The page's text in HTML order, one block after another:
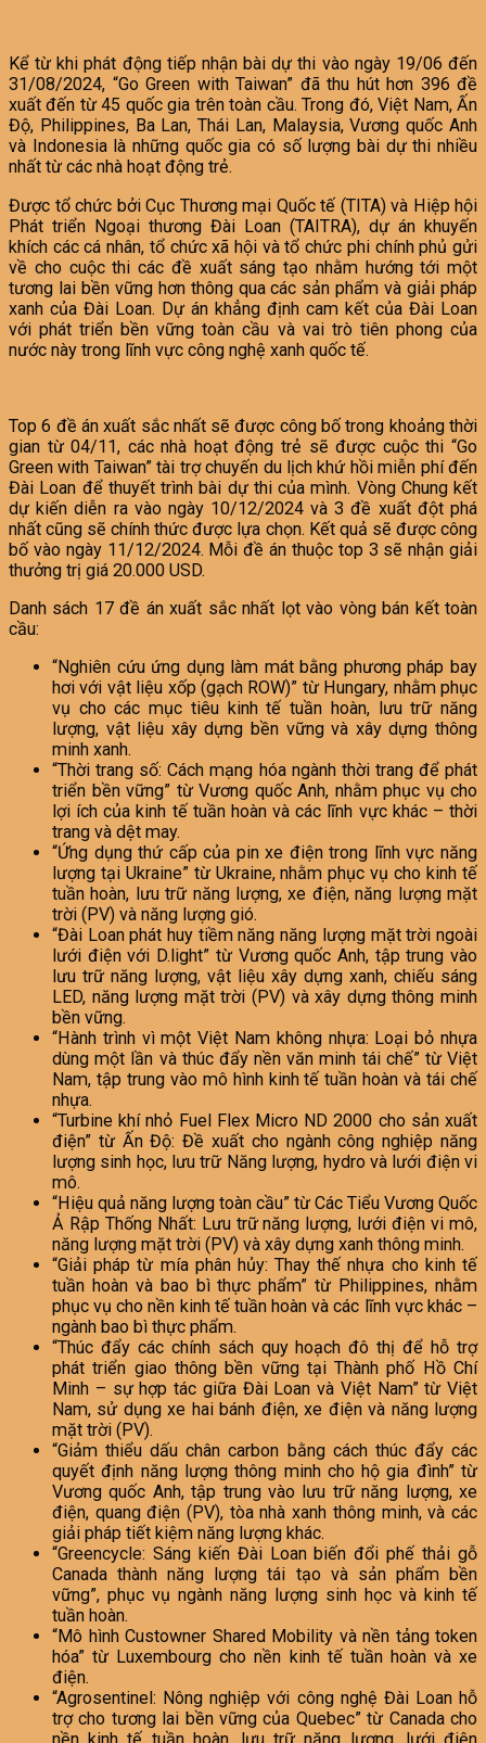
Kể từ khi phát động tiếp nhận bài dự thi vào ngày 19/06 đến
31/08/2024, “Go Green with Taiwan” đã thu hút hơn 396 đề
xuất đến từ 45 quốc gia trên toàn cầu. Trong đó, Việt Nam, Ấn
Độ, Philippines, Ba Lan, Thái Lan, Malaysia, Vương quốc Anh
và Indonesia là những quốc gia có số lượng bài dự thi nhiều
nhất từ các nhà hoạt động trẻ.
Được tổ chức bởi Cục Thương mại Quốc tế (TITA) và Hiệp hội
Phát triển Ngoại thương Đài Loan (TAITRA), dự án khuyến
khích các cá nhân, tổ chức xã hội và tổ chức phi chính phủ gửi
về cho cuộc thi các đề xuất sáng tạo nhằm hướng tới một
tương lai bền vững hơn thông qua các sản phẩm và giải pháp
xanh của Đài Loan. Dự án khẳng định cam kết của Đài Loan
với phát triển bền vững toàn cầu và vai trò tiên phong của
nước này trong lĩnh vực công nghệ xanh quốc tế.
Top 6 đề án xuất sắc nhất sẽ được công bố trong khoảng thời
gian từ 04/11, các nhà hoạt động trẻ sẽ được cuộc thi “Go
Green with Taiwan” tài trợ chuyến du lịch khứ hồi miễn phí đến
Đài Loan để thuyết trình bài dự thi của mình. Vòng Chung kết
dự kiến diễn ra vào ngày 10/12/2024 và 3 đề xuất đột phá
nhất cũng sẽ chính thức được lựa chọn. Kết quả sẽ được công
bố vào ngày 11/12/2024. Mỗi đề án thuộc top 3 sẽ nhận giải
thưởng trị giá 20.000 USD.
Danh sách 17 đề án xuất sắc nhất lọt vào vòng bán kết toàn
cầu:
“Nghiên cứu ứng dụng làm mát bằng phương pháp bay
hơi với vật liệu xốp (gạch ROW)” từ Hungary, nhằm phục
vụ cho các mục tiêu kinh tế tuần hoàn, lưu trữ năng
lượng, vật liệu xây dựng bền vững và xây dựng thông
minh xanh.
“Thời trang số: Cách mạng hóa ngành thời trang để phát
triển bền vững” từ Vương quốc Anh, nhằm phục vụ cho
lợi ích của kinh tế tuần hoàn và các lĩnh vực khác – thời
trang và dệt may.
“Ứng dụng thứ cấp của pin xe điện trong lĩnh vực năng
lượng tại Ukraine” từ Ukraine, nhằm phục vụ cho kinh tế
tuần hoàn, lưu trữ năng lượng, xe điện, năng lượng mặt
trời (PV) và năng lượng gió.
“Đài Loan phát huy tiềm năng năng lượng mặt trời ngoài
lưới điện với D.light” từ Vương quốc Anh, tập trung vào
lưu trữ năng lượng, vật liệu xây dựng xanh, chiếu sáng
LED, năng lượng mặt trời (PV) và xây dựng thông minh
bền vững.
“Hành trình vì một Việt Nam không nhựa: Loại bỏ nhựa
dùng một lần và thúc đẩy nền văn minh tái chế” từ Việt
Nam, tập trung vào mô hình kinh tế tuần hoàn và tái chế
nhựa.
“Turbine khí nhỏ Fuel Flex Micro ND 2000 cho sản xuất
điện” từ Ấn Độ: Đề xuất cho ngành công nghiệp năng
lượng sinh học, lưu trữ Năng lượng, hydro và lưới điện vi
mô.
“Hiệu quả năng lượng toàn cầu” từ Các Tiểu Vương Quốc
Ả Rập Thống Nhất: Lưu trữ năng lượng, lưới điện vi mô,
năng lượng mặt trời (PV) và xây dựng xanh thông minh.
“Giải pháp từ mía phân hủy: Thay thế nhựa cho kinh tế
tuần hoàn và bao bì thực phẩm” từ Philippines, nhằm
phục vụ cho nền kinh tế tuần hoàn và các lĩnh vực khác –
ngành bao bì thực phẩm.
“Thúc đẩy các chính sách quy hoạch đô thị để hỗ trợ
phát triển giao thông bền vững tại Thành phố Hồ Chí
Minh – sự hợp tác giữa Đài Loan và Việt Nam” từ Việt
Nam, sử dụng xe hai bánh điện, xe điện và năng lượng
mặt trời (PV).
“Giảm thiểu dấu chân carbon bằng cách thúc đẩy các
quyết định năng lượng thông minh cho hộ gia đình” từ
Vương quốc Anh, tập trung vào lưu trữ năng lượng, xe
điện, quang điện (PV), tòa nhà xanh thông minh, và các
giải pháp tiết kiệm năng lượng khác.
“Greencycle: Sáng kiến Đài Loan biến đổi phế thải gỗ
Canada thành năng lượng tái tạo và sản phẩm bền
vững”, phục vụ ngành năng lượng sinh học và kinh tế
tuần hoàn.
“Mô hình Custowner Shared Mobility và nền tảng token
hóa” từ Luxembourg cho nền kinh tế tuần hoàn và xe
điện.
“Agrosentinel: Nông nghiệp với công nghệ Đài Loan hỗ
trợ cho tương lai bền vững của Quebec” từ Canada cho